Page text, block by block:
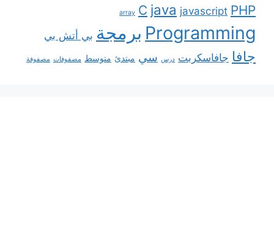
array C java javascript PHP
Programming برمجة بي أتش بي
جافا جافاسكربت درس سي مبتدئ متوسط مصفوفات مصفوفة